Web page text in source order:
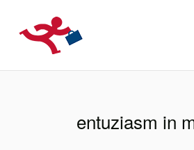
entuziasm in